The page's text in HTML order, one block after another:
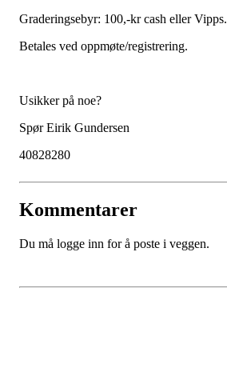
Graderingsebyr: 100,-kr cash eller Vipps.
Betales ved oppmøte/registrering.
Usikker på noe?
Spør Eirik Gundersen
40828280
Kommentarer
Du må logge inn for å poste i veggen.